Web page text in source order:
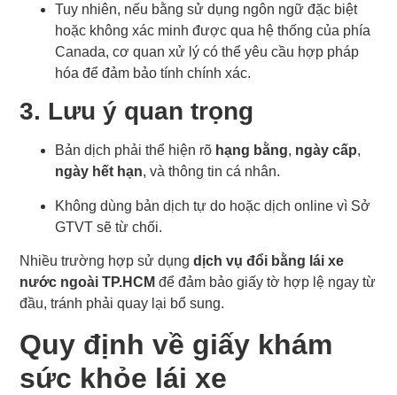
Tuy nhiên, nếu bằng sử dụng ngôn ngữ đặc biệt
hoặc không xác minh được qua hệ thống của phía
Canada, cơ quan xử lý có thể yêu cầu hợp pháp
hóa để đảm bảo tính chính xác.
3. Lưu ý quan trọng
Bản dịch phải thể hiện rõ hạng bằng, ngày cấp,
ngày hết hạn, và thông tin cá nhân.
Không dùng bản dịch tự do hoặc dịch online vì Sở
GTVT sẽ từ chối.
Nhiều trường hợp sử dụng dịch vụ đổi bằng lái xe
nước ngoài TP.HCM để đảm bảo giấy tờ hợp lệ ngay từ
đầu, tránh phải quay lại bổ sung.
Quy định về giấy khám
sức khỏe lái xe